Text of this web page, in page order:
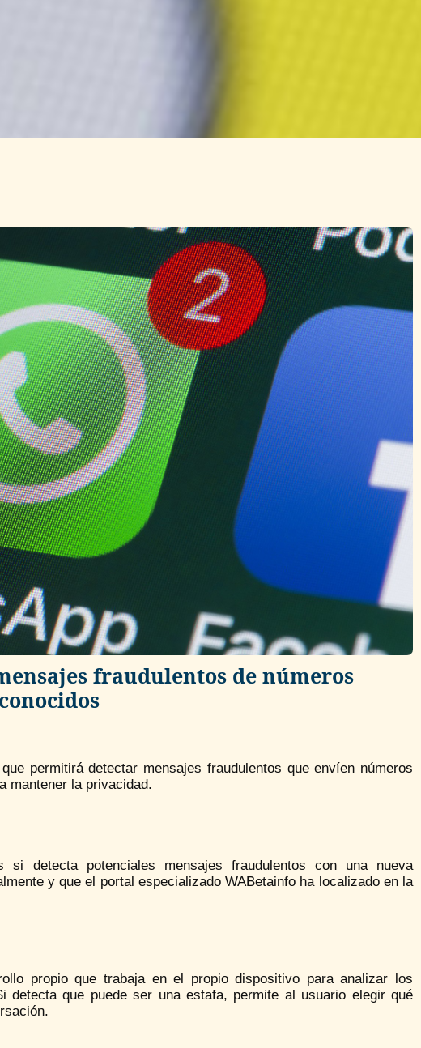
fraudulentos de números
permitirá detectar mensajes fraudulentos que envíen números
mantener la privacidad.
detecta potenciales mensajes fraudulentos con una nueva
y que el portal especializado WABetainfo ha localizado en la
propio que trabaja en el propio dispositivo para analizar los
detecta que puede ser una estafa, permite al usuario elegir qué